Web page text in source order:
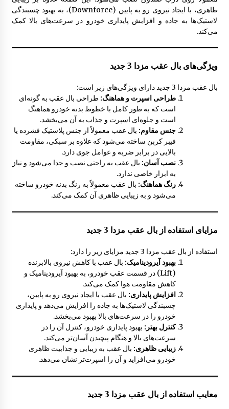
نمدی درب موتور مزدا 323 GLX , FL
8:05 ق.ظ
10:12 ق.ظ
چراغ خطر عقب مزدا 323 GLX , FL
12:44 ب.ظ
گل پخش کن مزدا 323 GLX , FL
8:51 ق.ظ
کاور U صندوق عقب مزدا 323 GLX , FL
10:09 ق.ظ
8:29 ق.ظ
ظاهری، با ایجاد نیروی رو به پایین (Downforce)، به بهبود چسبندگی
لاستیک‌ها به جاده و افزایش پایداری خودرو در سرعت‌های بالا کمک
می‌کند.
ویژگی‌های بال عقب مزدا 3 جدید
بال عقب مزدا 3 جدید دارای ویژگی‌های زیر است:
طراحی اسپرت و هماهنگ: طراحی بال عقب به گونه‌ای
است که به طور کامل با خطوط بدنه خودرو هماهنگ
است و جلوه‌ای اسپرت و جذاب به آن می‌بخشد.
جنس مقاوم: بال عقب معمولاً از جنس پلاستیک فشرده یا
فیبر کربن ساخته می‌شود که علاوه بر سبکی، مقاومت
بالایی در برابر ضربه و عوامل جوی دارد.
نصب آسان: بال عقب به راحتی نصب و جدا می‌شود و نیاز
به ابزار خاصی ندارد.
رنگ هماهنگ: بال عقب معمولاً به رنگ بدنه خودرو ساخته
می‌شود و به زیبایی ظاهری آن کمک می‌کند.
مزایای استفاده از بال عقب مزدا 3 جدید
استفاده از بال عقب مزدا 3 جدید مزایای زیر را دارد:
بهبود آیرودینامیک: بال عقب با کاهش نیروی بالابرنده
(Lift) در قسمت عقب خودرو، به بهبود آیرودینامیک و
کاهش مقاومت هوا کمک می‌کند.
افزایش پایداری: بال عقب با ایجاد نیروی رو به پایین،
چسبندگی لاستیک‌ها به جاده را افزایش می‌دهد و پایداری
خودرو را در سرعت‌های بالا بهبود می‌بخشد.
کنترل بهتر: بهبود پایداری خودرو، کنترل آن را در
سرعت‌های بالا و هنگام پیچیدن آسان‌تر می‌کند.
زیبایی ظاهری: بال عقب به زیبایی و جذابیت ظاهری
خودرو می‌افزاید و آن را اسپرت‌تر نشان می‌دهد.
معایب استفاده از بال عقب مزدا 3 جدید